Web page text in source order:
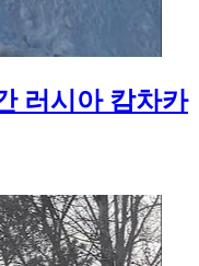
러시아 캄차카